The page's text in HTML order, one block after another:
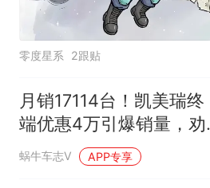
零度星系 2跟贴
月销17114台！凯美瑞终
端优惠4万引爆销量，劝
你别冲顶配
蜗牛车志V APP专享